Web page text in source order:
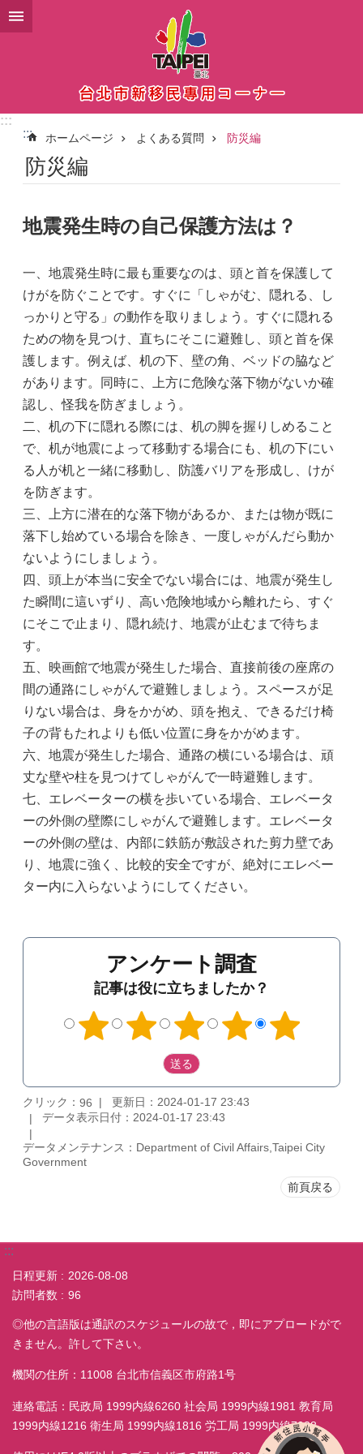
メインコンテンツブロックにスキップ
:::
:::
ホームページ よくある質問 防災編
防災編
地震発生時の自己保護方法は？
一、地震発生時に最も重要なのは、頭と首を保護して
けがを防ぐことです。すぐに「しゃがむ、隠れる、し
っかりと守る」の動作を取りましょう。すぐに隠れる
ための物を見つけ、直ちにそこに避難し、頭と首を保
護します。例えば、机の下、壁の角、ベッドの脇など
があります。同時に、上方に危険な落下物がないか確
認し、怪我を防ぎましょう。
二、机の下に隠れる際には、机の脚を握りしめること
で、机が地震によって移動する場合にも、机の下にい
る人が机と一緒に移動し、防護バリアを形成し、けが
を防ぎます。
三、上方に潜在的な落下物があるか、または物が既に
落下し始めている場合を除き、一度しゃがんだら動か
ないようにしましょう。
四、頭上が本当に安全でない場合には、地震が発生し
た瞬間に這いずり、高い危険地域から離れたら、すぐ
にそこで止まり、隠れ続け、地震が止むまで待ちま
す。
五、映画館で地震が発生した場合、直接前後の座席の
間の通路にしゃがんで避難しましょう。スペースが足
りない場合は、身をかがめ、頭を抱え、できるだけ椅
子の背もたれよりも低い位置に身をかがめます。
六、地震が発生した場合、通路の横にいる場合は、頑
丈な壁や柱を見つけてしゃがんで一時避難します。
七、エレベーターの横を歩いている場合、エレベータ
ーの外側の壁際にしゃがんで避難します。エレベータ
ーの外側の壁は、内部に鉄筋が敷設された剪力壁であ
り、地震に強く、比較的安全ですが、絶対にエレベー
ター内に入らないようにしてください。
アンケート調査
記事は役に立ちましたか？
クリック： 96
更新日：2024-01-17 23:43
データ表示日付：2024-01-17 23:43
データメンテナンス：Department of Civil Affairs,Taipei City
Government
前頁戻る
:::
日程更新
2026-08-08
訪問者数
96
◎他の言語版は通訳のスケジュールの故で，即にアプロードがで
きません。許して下さい。
機関の住所：11008 台北市信義区市府路1号
連絡電話：民政局 1999内線6260 社会局 1999内線1981 教育局
1999内線1216 衛生局 1999内線1816 労工局 1999内線7038